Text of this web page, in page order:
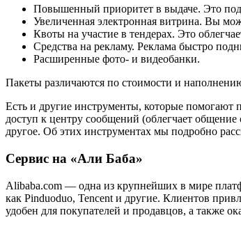
Повышенный приоритет в выдаче. Это
Увеличенная электронная витрина. Вы
Квоты на участие в тендерах. Это
Средства на рекламу. Реклама быстро
Расширенные фото- и видеобанки.
Пакеты различаются по стоимости и
Есть и другие инструменты, которые помогают
доступ к центру сообщений (облегчает
другое. Об этих инструментах мы подробно
Сервис на «Али Баба»
Alibaba.com — одна из крупнейших в мире
как Pinduoduo, Tencent и другие. Клиентов
удобен для покупателей и продавцов, а также